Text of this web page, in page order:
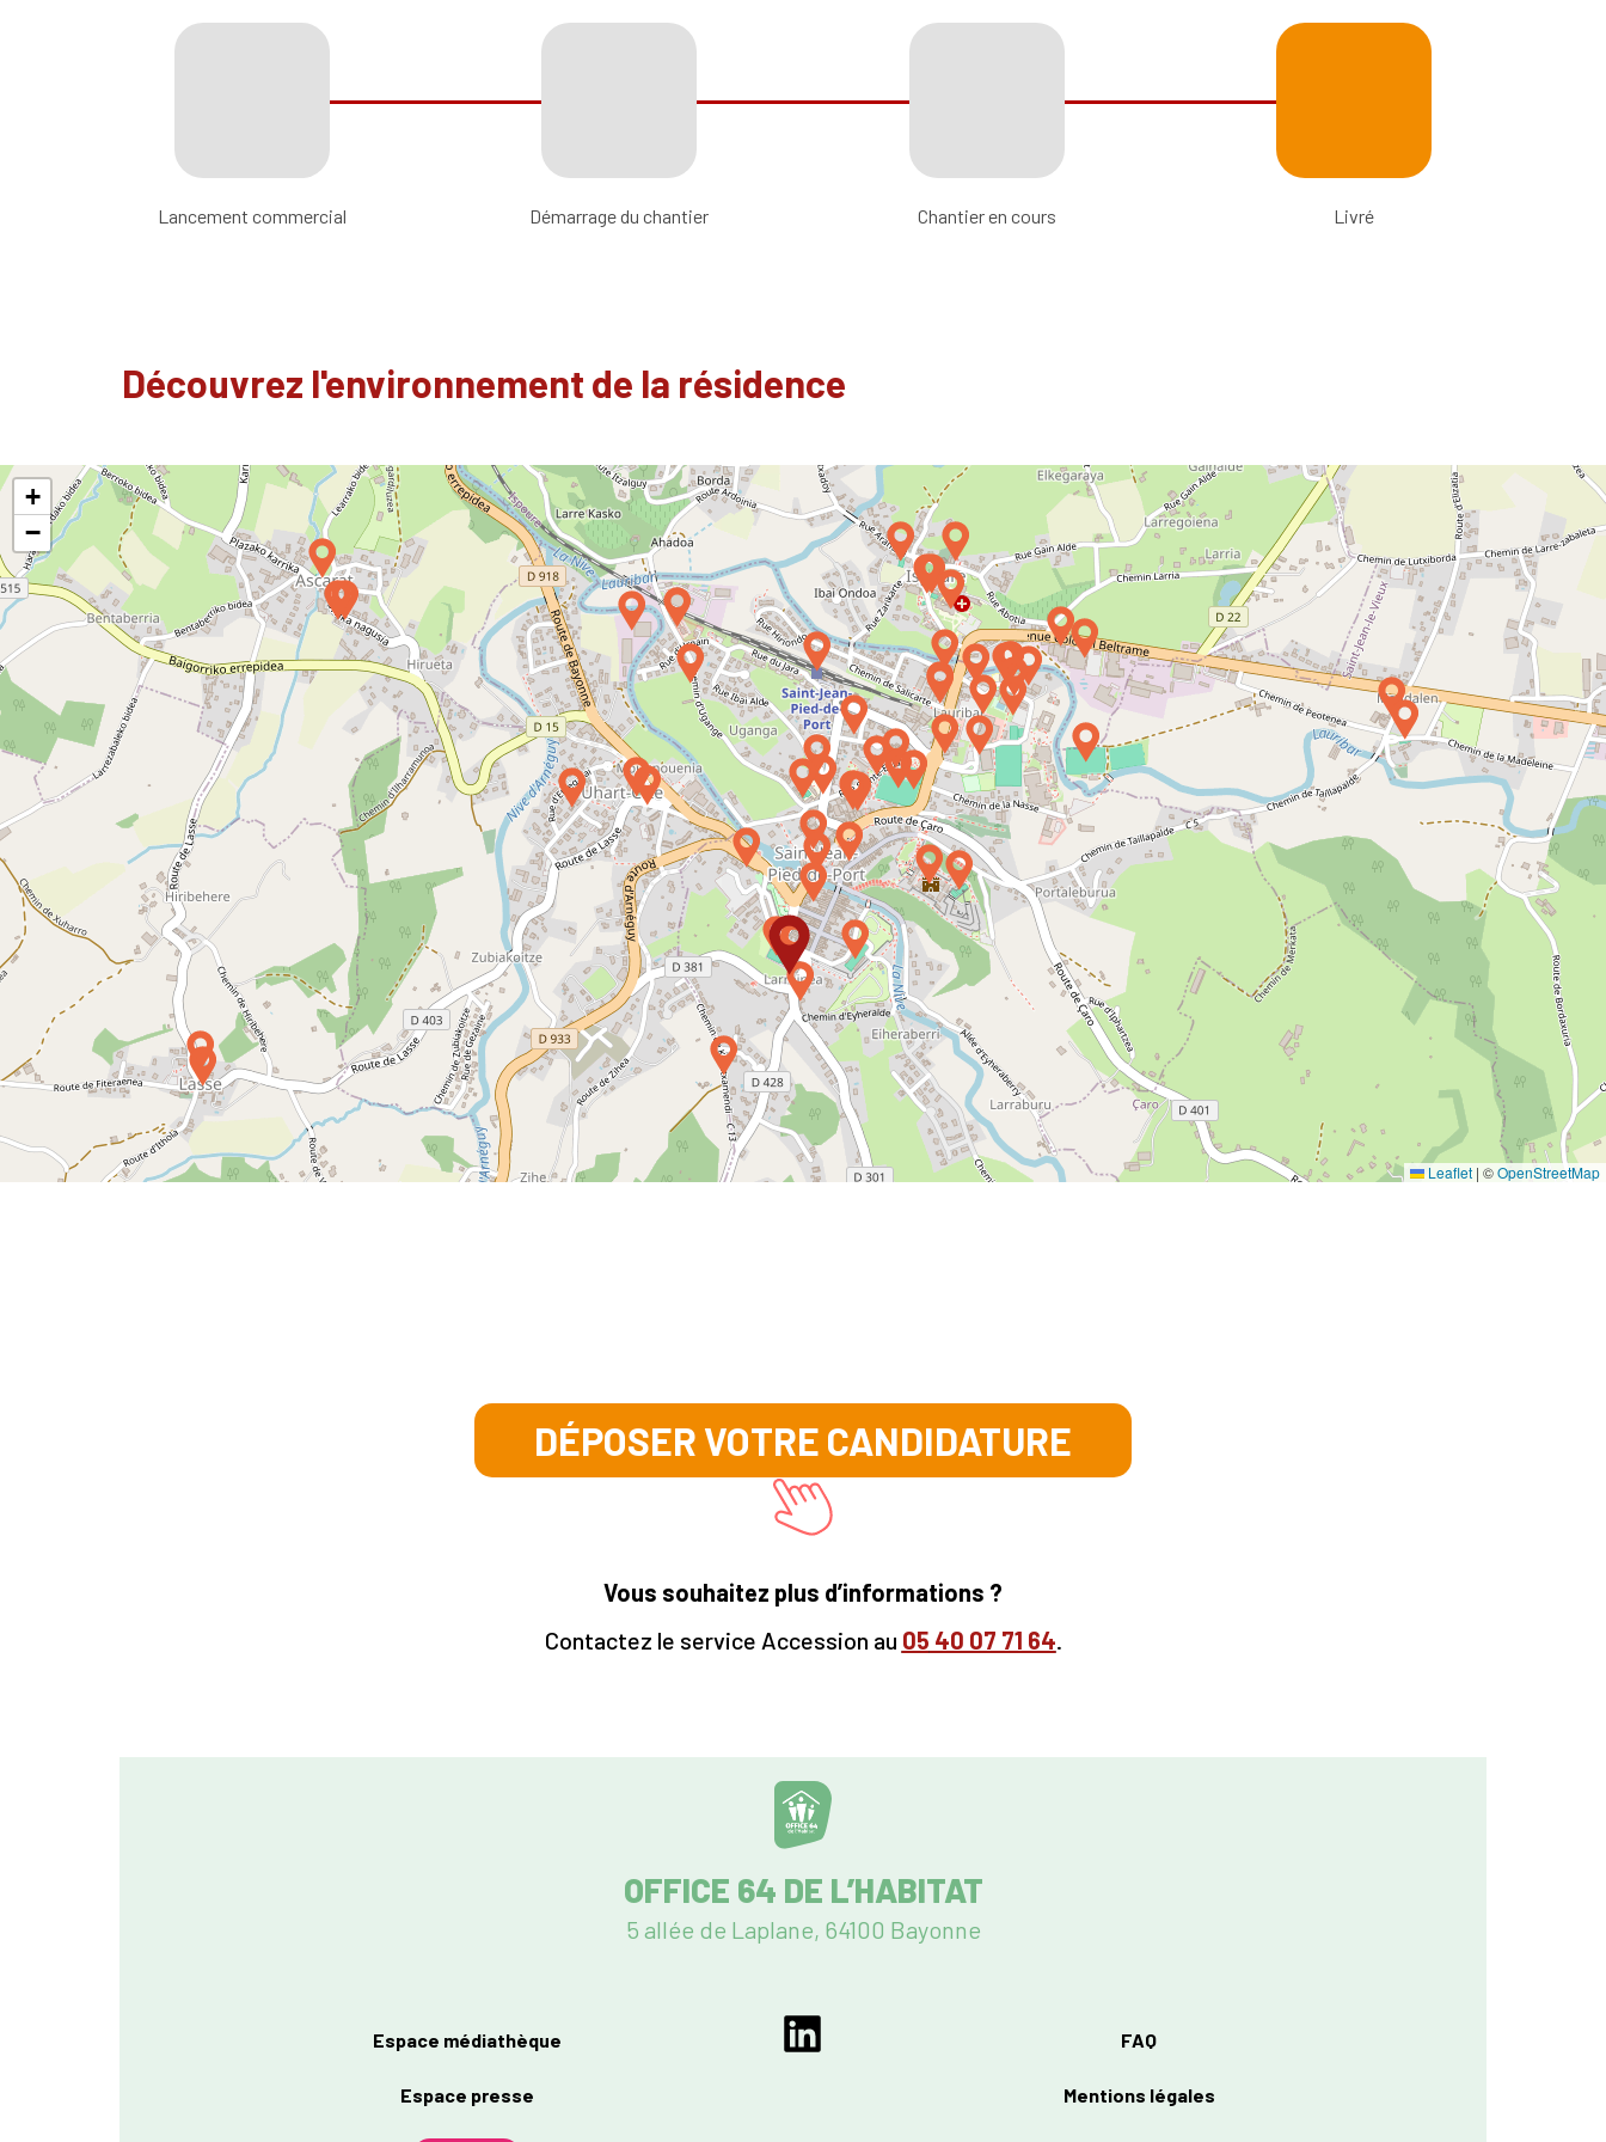
Lancement commercial Démarrage du chantier Chantier en cours Livré
Découvrez l'environnement de la résidence
+
−
Leaflet | ©OpenStreetMap
DÉPOSER VOTRE CANDIDATURE
Vous souhaitez plus d’informations ?
Contactez le service Accession au 05 40 07 71 64.
OFFICE 64 DE L’HABITAT
5 allée de Laplane, 64100 Bayonne
Espace médiathèque
Espace presse
FAQ
Mentions légales